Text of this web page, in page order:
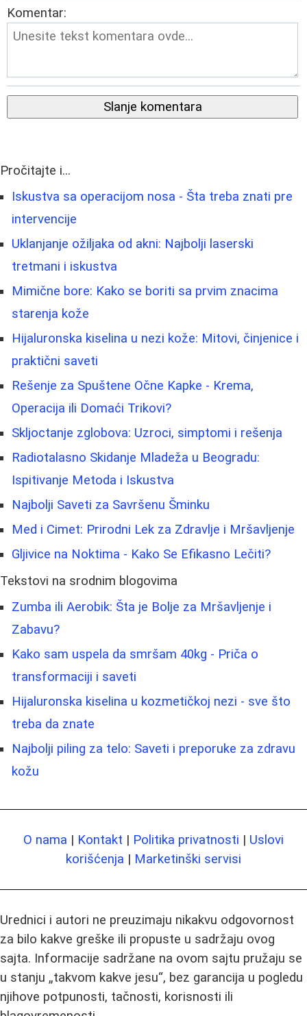
Komentar:
Slanje komentara
Pročitajte i...
Iskustva sa operacijom nosa - Šta treba znati pre
intervencije
Uklanjanje ožiljaka od akni: Najbolji laserski
tretmani i iskustva
Mimične bore: Kako se boriti sa prvim znacima
starenja kože
Hijaluronska kiselina u nezi kože: Mitovi, činjenice i
praktični saveti
Rešenje za Spuštene Očne Kapke - Krema,
Operacija ili Domaći Trikovi?
Skljoctanje zglobova: Uzroci, simptomi i rešenja
Radiotalasno Skidanje Mladeža u Beogradu:
Ispitivanje Metoda i Iskustva
Najbolji Saveti za Savršenu Šminku
Med i Cimet: Prirodni Lek za Zdravlje i Mršavljenje
Gljivice na Noktima - Kako Se Efikasno Lečiti?
Tekstovi na srodnim blogovima
Zumba ili Aerobik: Šta je Bolje za Mršavljenje i
Zabavu?
Kako sam uspela da smršam 40kg - Priča o
transformaciji i saveti
Hijaluronska kiselina u kozmetičkoj nezi - sve što
treba da znate
Najbolji piling za telo: Saveti i preporuke za zdravu
kožu
O nama | Kontakt | Politika privatnosti | Uslovi
korišćenja | Marketinški servisi
Urednici i autori ne preuzimaju nikakvu odgovornost
za bilo kakve greške ili propuste u sadržaju ovog
sajta. Informacije sadržane na ovom sajtu pružaju se
u stanju „takvom kakve jesu“, bez garancija u pogledu
njihove potpunosti, tačnosti, korisnosti ili